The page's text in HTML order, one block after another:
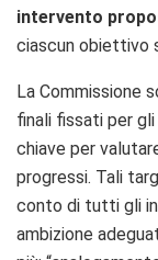
intervento
ciascun obiettivo
La Commissione
finali fissati per
chiave per
progressi. Tali
conto di tutti gli
ambizione